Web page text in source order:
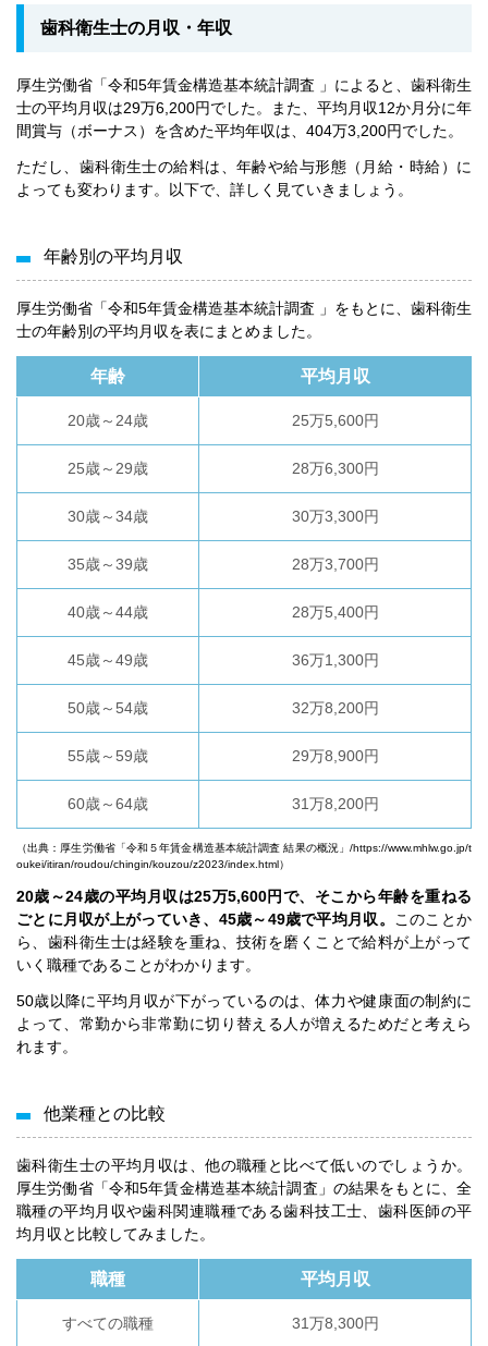
歯科衛生士の月収・年収
厚生労働省「令和5年賃金構造基本統計調査 」によると、歯科衛生
士の平均月収は29万6,200円でした。また、平均月収12か月分に年
間賞与（ボーナス）を含めた平均年収は、404万3,200円でした。
ただし、歯科衛生士の給料は、年齢や給与形態（月給・時給）に
よっても変わります。以下で、詳しく見ていきましょう。
年齢別の平均月収
厚生労働省「令和5年賃金構造基本統計調査 」をもとに、歯科衛生
士の年齢別の平均月収を表にまとめました。
年齢 平均月収
20歳～24歳 25万5,600円
25歳～29歳 28万6,300円
30歳～34歳 30万3,300円
35歳～39歳 28万3,700円
40歳～44歳 28万5,400円
45歳～49歳 36万1,300円
50歳～54歳 32万8,200円
55歳～59歳 29万8,900円
60歳～64歳 31万8,200円
（出典：厚生労働省「令和５年賃金構造基本統計調査 結果の概況」/https://www.mhlw.go.jp/t
oukei/itiran/roudou/chingin/kouzou/z2023/index.html）
20歳～24歳の平均月収は25万5,600円で、そこから年齢を重ねる
ごとに月収が上がっていき、45歳～49歳で平均月収。
このことか
ら、歯科衛生士は経験を重ね、技術を磨くことで給料が上がって
いく職種であることがわかります。
50歳以降に平均月収が下がっているのは、体力や健康面の制約に
よって、常勤から非常勤に切り替える人が増えるためだと考えら
れます。
他業種との比較
歯科衛生士の平均月収は、他の職種と比べて低いのでしょうか。
厚生労働省「令和5年賃金構造基本統計調査」の結果をもとに、全
職種の平均月収や歯科関連職種である歯科技工士、歯科医師の平
均月収と比較してみました。
職種 平均月収
すべての職種 31万8,300円